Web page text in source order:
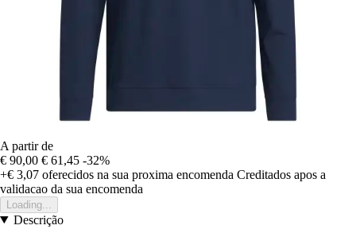
A partir de
€ 90,00 € 61,45 -32%
+€ 3,07 oferecidos na sua proxima encomenda Creditados apos a
validacao da sua encomenda
Loading...
Descrição